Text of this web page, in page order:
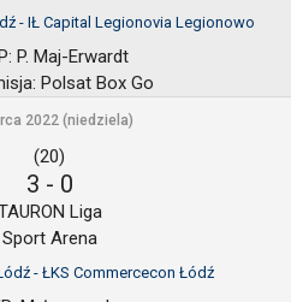
- IŁ Capital Legionovia Legionowo
P. Maj-Erwardt
Polsat Box Go
2022 (niedziela)
(20)
3 - 0
Liga
Sport Arena
- ŁKS Commercecon Łódź